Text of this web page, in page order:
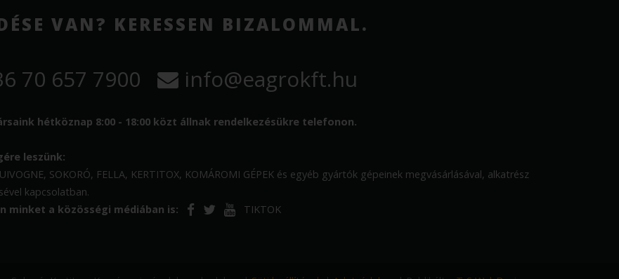
VAN? KERESSEN BIZALOMMAL.
70 657 7900 info@eagrokft.hu
hétköznap 8:00 - 18:00 közt állnak rendelkezésükre telefonon.
leszünk:
SOKORÓ, FELLA, KERTITOX, KOMÁROMI GÉPEK és egyéb gyártók gépeinek megvásárlásával, alkatrész
kapcsolatban.
minket a közösségi médiában is:
TIKTOK